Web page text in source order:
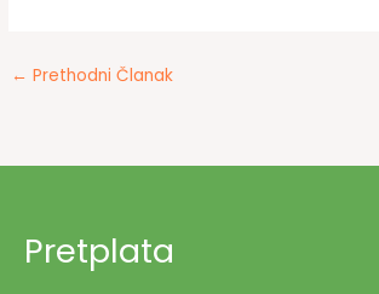
← Prethodni Članak
Pretplata